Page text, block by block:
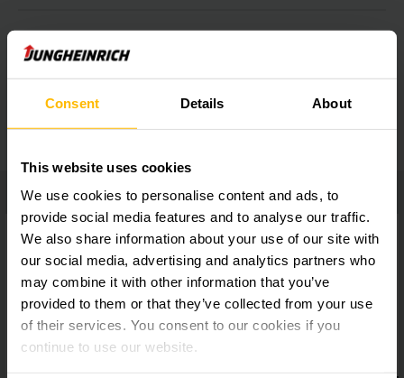
Consent Details About
This website uses cookies
We use cookies to personalise content and ads, to
provide social media features and to analyse our traffic.
We also share information about your use of our site with
our social media, advertising and analytics partners who
may combine it with other information that you’ve
provided to them or that they’ve collected from your use
of their services. You consent to our cookies if you
continue to use our website.
Individually adjustable
Additional equipment